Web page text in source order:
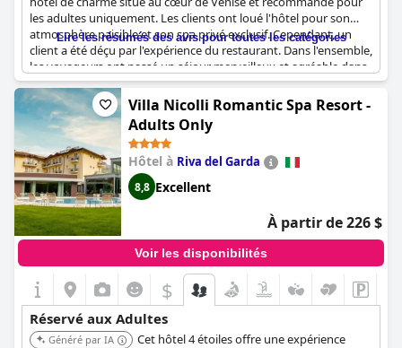
les adultes uniquement. Les clients ont loué l'hôtel pour son
atmosphère paisible et son spa privé exclusif. Cependant, un
client a été déçu par l'expérience du restaurant. Dans l'ensemble,
les voyageurs ont passé un séjour merveilleux et agréable dans
cet hôtel réservé aux adultes, ce qui en fait l'endroit idéal pour
se sentir bienvenu à Venise.
Lire les résumés des avis pour toutes les catégories
Villa Nicolli Romantic Spa Resort -
Adults Only
Hôtel à Riva del Garda
8,8 Excellent
À partir de 226 $
Voir les disponibilités
$
Réservé aux Adultes
Généré par IA
Cet hôtel 4 étoiles offre une expérience